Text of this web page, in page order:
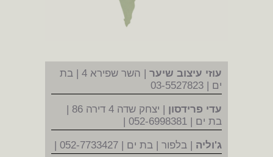
עוזי עיצוב שיער
| השר שפירא 4 | בת
ים | 03-5527823
עדי פרידסון
בת ים | 052-6998381 |
ג'וליה | בלפור | בת ים | 052-7733427 |